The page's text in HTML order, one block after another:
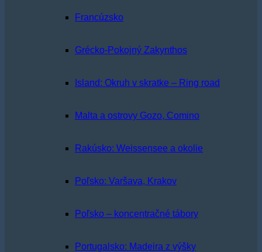
Francúzsko
Grécko-Pokojný Zakynthos
Island: Okruh v skratke – Ring road
Malta a ostrovy Gozo, Comino
Rakúsko: Weissensee a okolie
Poľsko: Varšava, Krakov
Poľsko – koncentračné tábory
Portugalsko: Madeira z výšky